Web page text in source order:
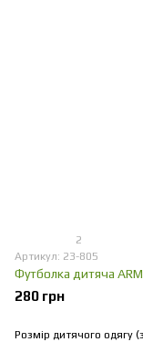
2
Артикул: 23-805
Футболка дитяча
280 грн
Розмір дитячого одягу